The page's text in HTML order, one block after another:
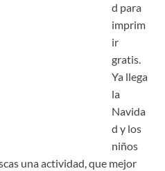
d para
imprim
ir
gratis.
Ya llega
la
Navida
d y los
niños
una actividad, que mejor